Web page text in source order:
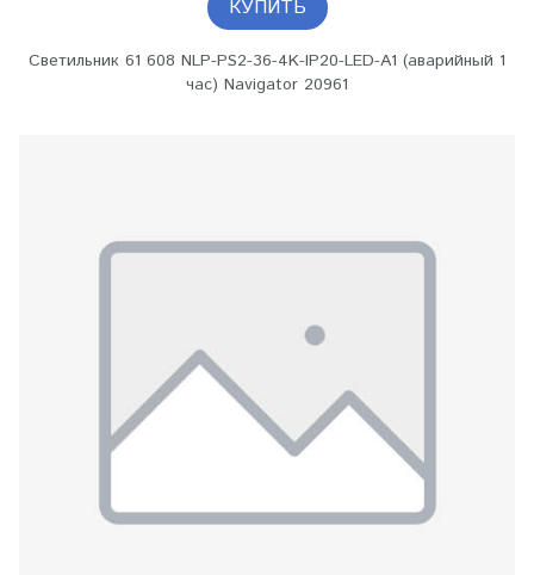
КУПИТЬ
Светильник 61 608 NLP-PS2-36-4K-IP20-LED-A1 (аварийный 1
час) Navigator 20961